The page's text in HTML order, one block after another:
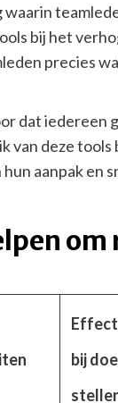
bij het
precies
dat iedereen
deze
aanpak en
bij